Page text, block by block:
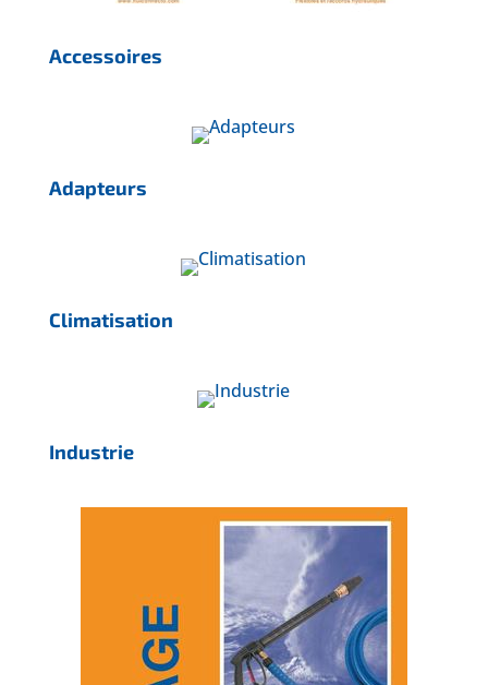
Accessoires
Adapteurs
Climatisation
Industrie